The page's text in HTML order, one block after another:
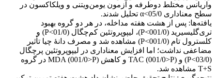
واریانس مختلط دوطرفه و آزمون یومن‌ویتنی و ویلکاکسون در
سطح معنا‌داری 05/0>α تحلیل شدند.
یافته‌ها: پس از هشت هفته مداخله، در هر دو گروه بهبود
تری‌گلیسیرید (001/0>P)، لیپوپروتئین کم‌چگال (01/0>P) و
کلسترول تام (001/0>P) مشاهده شد و مصرف دانۀ چیا تأثیر
مضاعفی نداشت؛ اما افزایش معنا‌داری در لیپوپروتئین پرچگال
(03/0>P) و TAC (001/0>P) و کاهش MDA (001/0>P) در گروه
T+S مشاهده شد.